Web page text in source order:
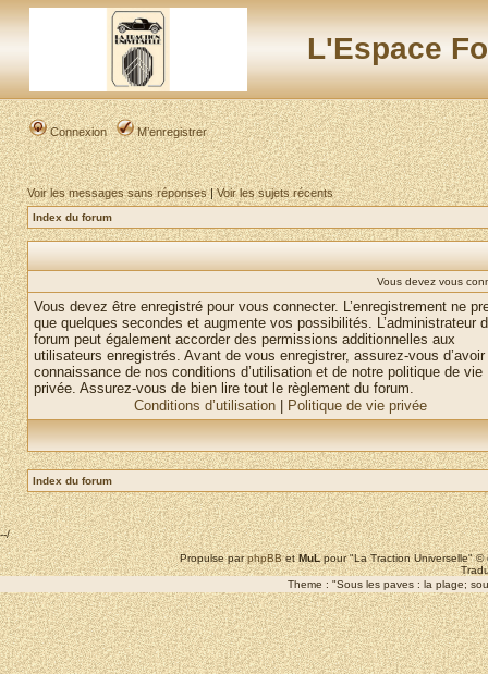
L'Espace
Connexion M’enregistrer
Voir les messages sans réponses|Voir les sujets récents
Index du forum
Vous devez vous
Vous devez être enregistré pour vous connecter. L’enregistrement ne
que quelques secondes et augmente vos possibilités. L’administrateur
forum peut également accorder des permissions additionnelles aux
utilisateurs enregistrés. Avant de vous enregistrer, assurez-vous
connaissance de nos conditions d’utilisation et de notre politique de vie
privée. Assurez-vous de bien lire tout le règlement du forum.
Conditions d’utilisation
Politique de vie privée
Index du forum
--/
Propulse parphpBBetMuLpour "La Traction Universelle"
Theme : "Sous les paves : la plage;